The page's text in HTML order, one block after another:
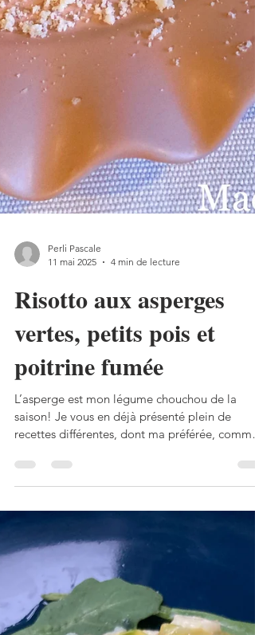
Perli Pascale
11 mai 2025
4 min de lecture
Risotto aux asperges
vertes, petits pois et
poitrine fumée
L’asperge est mon légume chouchou de la
recettes différentes, dont ma préférée, comme